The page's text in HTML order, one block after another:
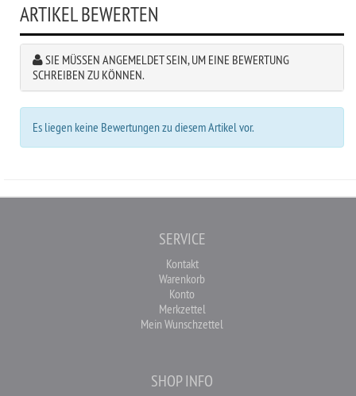
ARTIKEL BEWERTEN
SIE MÜSSEN ANGEMELDET SEIN, UM EINE BEWERTUNG
SCHREIBEN ZU KÖNNEN.
Es liegen keine Bewertungen zu diesem Artikel vor.
SERVICE
Kontakt
Warenkorb
Konto
Merkzettel
Mein Wunschzettel
SHOP INFO